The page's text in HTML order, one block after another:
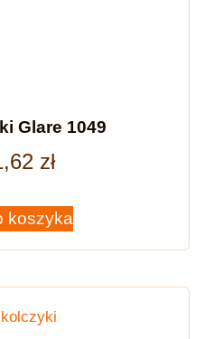
Glare 1049
zł
koszyka